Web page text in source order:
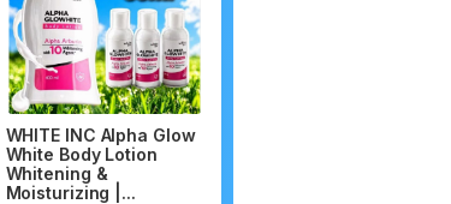
WHITE INC Alpha Glow
White Body Lotion
Whitening &
Moisturizing |...